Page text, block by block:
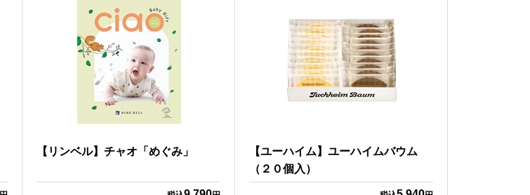
【リンベル】チャオ「めぐみ」
【ユーハイム】ユーハイムバウム
（２０個入）